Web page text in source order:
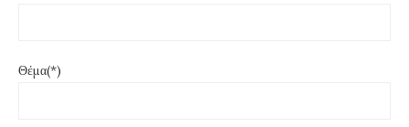
Θέμα(*)